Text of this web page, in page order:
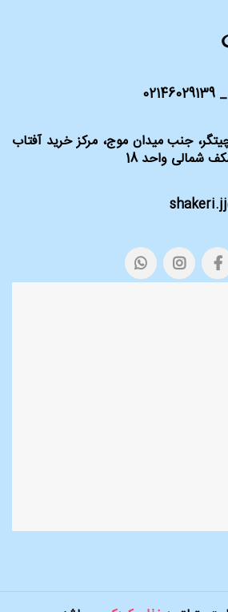
جنب میدان موج، مرکز خرید آفتاب
شمالی واحد 18